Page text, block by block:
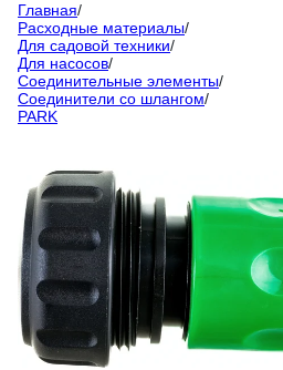
Главная/
Расходные материалы/
Для садовой техники/
Для насосов/
Соединительные элементы/
Соединители со шлангом/
PARK